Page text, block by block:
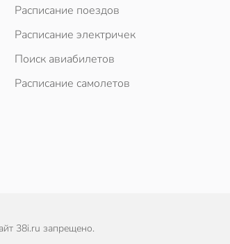
Расписание поездов
Расписание электричек
Поиск авиабилетов
Расписание самолетов
38i.ru запрещено.